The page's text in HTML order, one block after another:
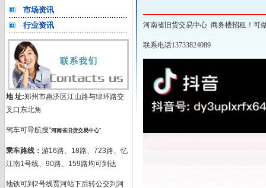
市场资讯
行业资讯
地 址:郑州市惠济区江山路与绿环路交
叉口东北角
驾车可导航搜“河南省旧货交易中心”
乘车路线： 游16路、18路、723路、忆
江南1号线、90路、159路均可到达
地铁可到2号线贾河站下后转公交到河
河南省旧货交易中心 商务楼招租！可
联系电话13733824089